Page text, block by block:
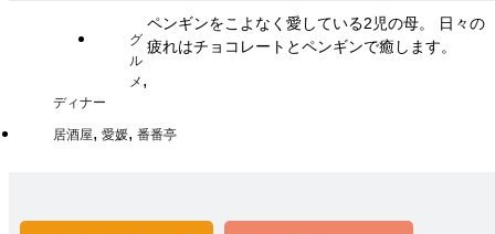
ペンギンをこよなく愛している2児の母。 日々の
疲れはチョコレートとペンギンで癒します。
グ
ル
メ ,
ディナー
居酒屋, 愛媛, 番番亭